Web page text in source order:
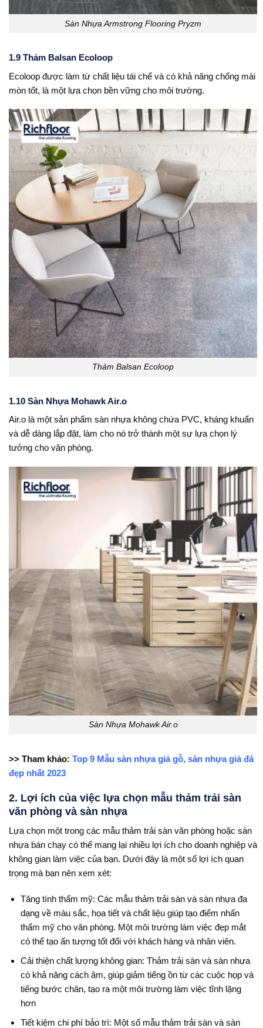
Sàn Nhựa Armstrong Flooring Pryzm
1.9 Thảm Balsan Ecoloop
Ecoloop được làm từ chất liệu tái chế và có khả năng chống mài
mòn tốt, là một lựa chọn bền vững cho môi trường.
Thảm Balsan Ecoloop
1.10 Sàn Nhựa Mohawk Air.o
Air.o là một sản phẩm sàn nhựa không chứa PVC, kháng khuẩn
và dễ dàng lắp đặt, làm cho nó trở thành một sự lựa chọn lý
tưởng cho văn phòng.
Sàn Nhựa Mohawk Air.o
>> Tham khảo: Top 9 Mẫu sàn nhựa giả gỗ, sàn nhựa giả đá
đẹp nhất 2023
2. Lợi ích của việc lựa chọn mẫu thảm trải sàn
văn phòng và sàn nhựa
Lựa chọn một trong các mẫu thảm trải sàn văn phòng hoặc sàn
nhựa bán chạy có thể mang lại nhiều lợi ích cho doanh nghiệp và
không gian làm việc của bạn. Dưới đây là một số lợi ích quan
trọng mà bạn nên xem xét:
Tăng tính thẩm mỹ: Các mẫu thảm trải sàn và sàn nhựa đa
dạng về màu sắc, họa tiết và chất liệu giúp tạo điểm nhấn
thẩm mỹ cho văn phòng. Một môi trường làm việc đẹp mắt
có thể tạo ấn tượng tốt đối với khách hàng và nhân viên.
Cải thiện chất lượng không gian: Thảm trải sàn và sàn nhựa
có khả năng cách âm, giúp giảm tiếng ồn từ các cuộc họp và
tiếng bước chân, tạo ra một môi trường làm việc tĩnh lặng
hơn
Tiết kiệm chi phí bảo trì: Một số mẫu thảm trải sàn và sàn